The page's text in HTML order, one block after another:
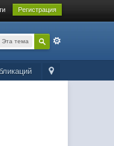
Регистрация
Эта тема